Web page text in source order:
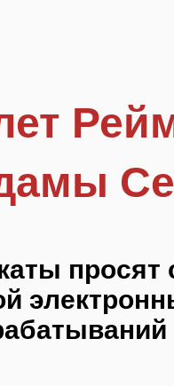
просят